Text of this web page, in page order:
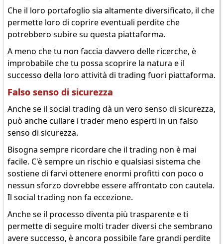
Che il loro portafoglio sia altamente diversificato, il che
permette loro di coprire eventuali perdite che
potrebbero subire su questa piattaforma.
A meno che tu non faccia davvero delle ricerche, è
improbabile che tu possa scoprire la natura e il
successo della loro attività di trading fuori piattaforma.
Falso senso di sicurezza
Anche se il social trading dà un vero senso di sicurezza,
può anche cullare i trader meno esperti in un falso
senso di sicurezza.
Bisogna sempre ricordare che il trading non è mai
facile. C'è sempre un rischio e qualsiasi sistema che
sostiene di farvi ottenere enormi profitti con poco o
nessun sforzo dovrebbe essere affrontato con cautela.
Il social trading non fa eccezione.
Anche se il processo diventa più trasparente e ti
permette di seguire molti trader diversi che sembrano
avere successo, è ancora possibile fare grandi perdite